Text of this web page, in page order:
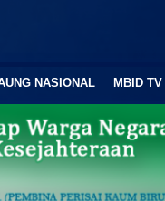
NASIONAL MBID TV